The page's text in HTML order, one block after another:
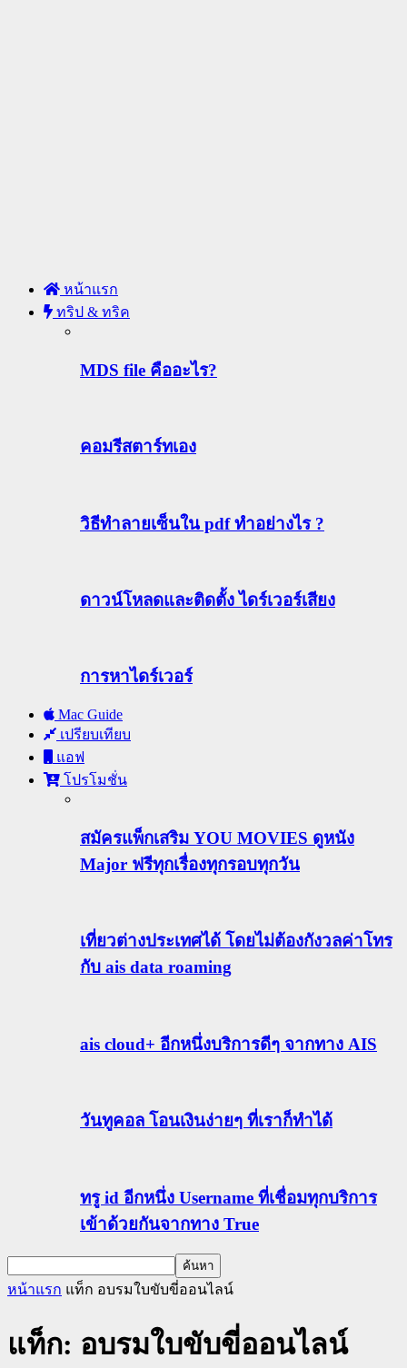
หน้าแรก
ทริป & ทริค
MDS file คืออะไร?
คอมรีสตาร์ทเอง
วิธีทําลายเซ็นใน pdf ทำอย่างไร ?
ดาวน์โหลดและติดตั้ง ไดร์เวอร์เสียง
การหาไดร์เวอร์
Mac Guide
เปรียบเทียบ
แอฟ
โปรโมชั่น
สมัครแพ็กเสริม YOU MOVIES ดูหนัง
Major ฟรีทุกเรื่องทุกรอบทุกวัน
เที่ยวต่างประเทศได้ โดยไม่ต้องกังวลค่าโทร
กับ ais data roaming
ais cloud+ อีกหนึ่งบริการดีๆ จากทาง AIS
วันทูคอล โอนเงินง่ายๆ ที่เราก็ทำได้
ทรู id อีกหนึ่ง Username ที่เชื่อมทุกบริการ
เข้าด้วยกันจากทาง True
หน้าแรก แท็ก อบรมใบขับขี่ออนไลน์
แท็ก: อบรมใบขับขี่ออนไลน์